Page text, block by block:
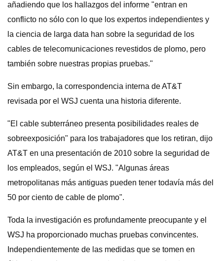
añadiendo que los hallazgos del informe "entran en
conflicto no sólo con lo que los expertos independientes y
la ciencia de larga data han sobre la seguridad de los
cables de telecomunicaciones revestidos de plomo, pero
también sobre nuestras propias pruebas."
Sin embargo, la correspondencia interna de AT&T
revisada por el WSJ cuenta una historia diferente.
"El cable subterráneo presenta posibilidades reales de
sobreexposición" para los trabajadores que los retiran, dijo
AT&T en una presentación de 2010 sobre la seguridad de
los empleados, según el WSJ. "Algunas áreas
metropolitanas más antiguas pueden tener todavía más del
50 por ciento de cable de plomo".
Toda la investigación es profundamente preocupante y el
WSJ ha proporcionado muchas pruebas convincentes.
Independientemente de las medidas que se tomen en